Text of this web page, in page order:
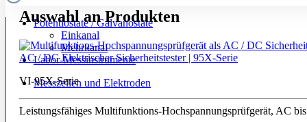
Potentiostate / Galvanostate
Einkanal
Mehrkanal
Labor-Messinstrumente
Messzellen und Elektroden
Auswahl an Produkten
AC / DC Elektrischer Sicherheitstester | 95X-Serie
VI-95X-Serie
Leistungsfähiges Multifunktions-Hochspannungsprüfgerät, AC